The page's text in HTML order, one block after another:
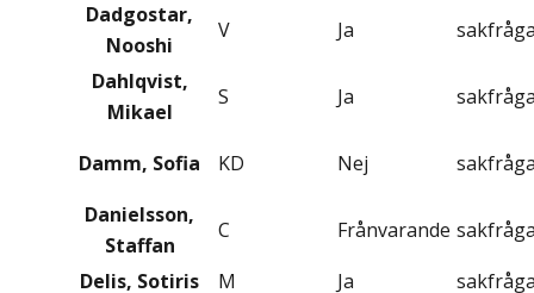
Dadgostar,
Nooshi
V Ja
Dahlqvist,
Mikael
S Ja
Damm, Sofia KD Nej
Danielsson,
Staffan
C Frånvarande
Delis, Sotiris
M Ja